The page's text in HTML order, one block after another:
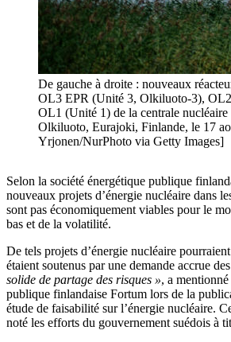
De gauche à droite : nouveaux
OL3 EPR (Unité 3, Olkiluoto-3),
OL1 (Unité 1) de la centrale
Olkiluoto, Eurajoki, Finlande, le 17
Yrjonen/NurPhoto via Getty Images]
Selon la société énergétique publique
nouveaux projets d’énergie nucléaire dans
sont pas économiquement viables pour le
bas et de la volatilité.
De tels projets d’énergie nucléaire
étaient soutenus par une demande accrue
solide de partage des risques », a
publique finlandaise Fortum lors de la
étude de faisabilité sur l’énergie nucléaire.
noté les efforts du gouvernement suédois à